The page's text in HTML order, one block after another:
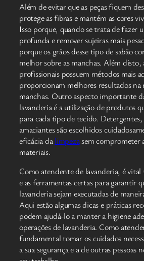
Além de evitar que as peças fiquem
protege as fibras e mantém as cores
Isso porque, quando se trata de fazer
profunda e remover sujeiras mais
porque os grãos desse tipo de sabão
melhor sobre as manchas. Além disto,
profissionais possuem métodos mais
proporcionam melhores resultados na
manchas. Outro aspecto importante
lavanderia é a utilização de produtos
para cada tipo de tecido. Detergentes,
amaciantes são escolhidos
eficácia dalimpezasem comprometer
materiais.
Como atendente de lavanderia, é
e as ferramentas certas para garantir
lavanderia sejam executadas de
Aqui estão algumas dicas e práticas
podem ajudá-lo a manter a higiene
operações de lavanderia. Como
fundamental tomar os cuidados
a sua segurança e a de outras pessoas